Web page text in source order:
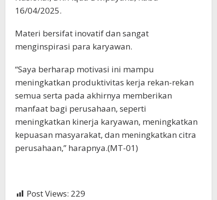
16/04/2025.
Materi bersifat inovatif dan sangat
menginspirasi para karyawan.
“Saya berharap motivasi ini mampu
meningkatkan produktivitas kerja rekan-rekan
semua serta pada akhirnya memberikan
manfaat bagi perusahaan, seperti
meningkatkan kinerja karyawan, meningkatkan
kepuasan masyarakat, dan meningkatkan citra
perusahaan,” harapnya.(MT-01)
Post Views: 229